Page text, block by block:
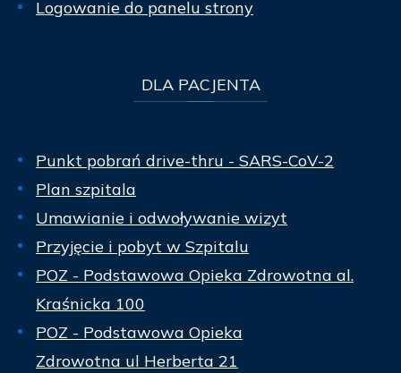
Logowanie do panelu strony
DLAPACJENTA
Punkt pobrań drive-thru - SARS-CoV-2
Plan szpitala
Umawianie i odwoływanie wizyt
Przyjęcie i pobyt w Szpitalu
POZ - Podstawowa Opieka Zdrowotna al.
Kraśnicka 100
POZ - Podstawowa Opieka
Zdrowotna ul Herberta 21